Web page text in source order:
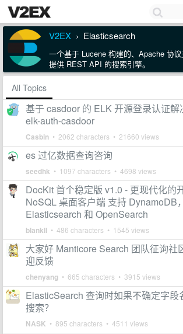
V2EX › Elasticsearch
一个基于 Lucene 构建的、Apache 协议
提供 REST API 的搜索引擎。
All Topics
基于 casdoor 的 ELK 开源登录认证解
elk-auth-casdoor
Casbin • 2062 characters • 21660 views
es 过亿数据查询咨询
seedhk • 1097 characters • 4698 views
DocKit 首个稳定版 v1.0 - 更现代化的
NoSQL 桌面客户端 支持 DynamoDB，
Elasticsearch 和 OpenSearch
blankll • 486 characters • 1545 views
大家好 Manticore Search 团队征询社
迎反馈
chenyang • 665 characters • 3915 views
ElasticSearch 查询时如果不确定字段
搜索？
NASK • 895 characters • 4511 views